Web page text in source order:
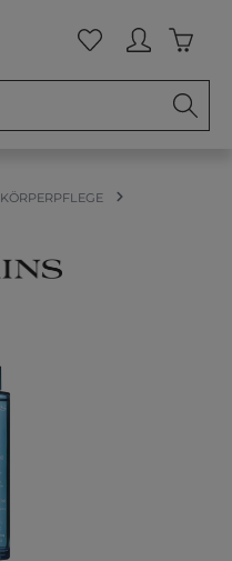
Du hast 0
KÖRPERPFLEGE